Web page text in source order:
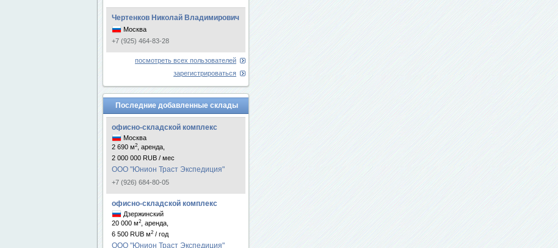
Чертенков Николай Владимирович
Москва
+7 (925) 464-83-28
посмотреть всех пользователей
зарегистрироваться
Последние добавленные склады
офисно-складской комплекс
Москва
2 690 м2
, аренда,
2 000 000 RUB / мес
ООО "Юнион Траст Экспедиция"
+7 (926) 684-80-05
офисно-складской комплекс
Дзержинский
20 000 м2
, аренда,
6 500 RUB м2 / год
ООО "Юнион Траст Экспедиция"